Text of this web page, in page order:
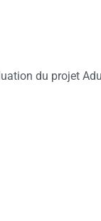
du projet